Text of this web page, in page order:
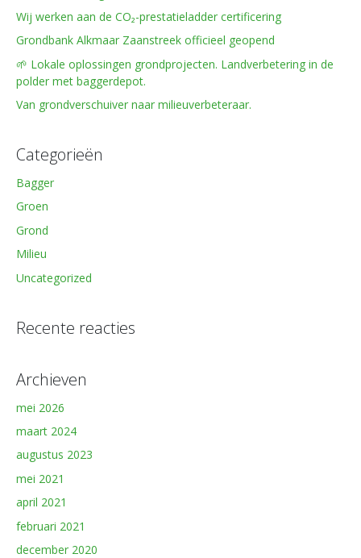
Wij werken aan de CO₂-prestatieladder certificering
Grondbank Alkmaar Zaanstreek officieel geopend
🌱 Lokale oplossingen grondprojecten. Landverbetering in de
polder met baggerdepot.
Van grondverschuiver naar milieuverbeteraar.
Categorieën
Bagger
Groen
Grond
Milieu
Uncategorized
Recente reacties
Archieven
mei 2026
maart 2024
augustus 2023
mei 2021
april 2021
februari 2021
december 2020